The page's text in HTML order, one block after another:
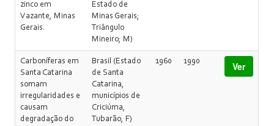
zinco em
Vazante, Minas
Gerais.
Estado de
Minas Gerais;
Triângulo
Mineiro; M)
Carboníferas em
Santa Catarina
somam
irregularidades e
causam
degradação do
Brasil (Estado
de Santa
Catarina,
municípios de
Criciúma,
Tubarão, F)
1960 1990 Ver